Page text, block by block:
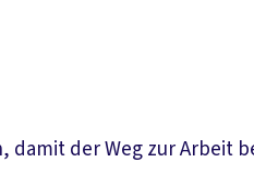
der Weg zur